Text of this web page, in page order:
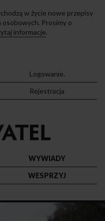
w życie nowe przepisy
Prosimy o
informacje.
Logowanie.
Rejestracja
strony
WYWIADY
WESPRZYJ